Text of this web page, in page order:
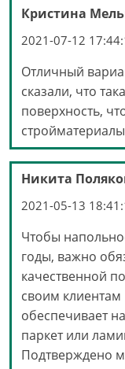
Кристина
2021-07-12
Отличный
сказали, что
поверхность,
Никита
2021-05-13
Чтобы
годы, важно
качественной
своим клиентам
обеспечивает
паркет или
Подтверждено